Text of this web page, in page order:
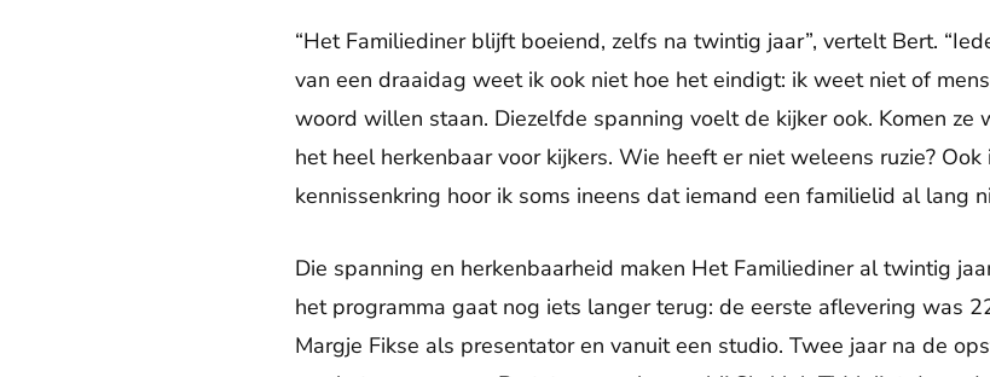
“Het Familiediner blijft boeiend, zelfs na twintig jaar”, vertelt Bert.
van een draaidag weet ik ook niet hoe het eindigt: ik weet niet of
woord willen staan. Diezelfde spanning voelt de kijker ook. Komen ze
het heel herkenbaar voor kijkers. Wie heeft er niet weleens ruzie?
kennissenkring hoor ik soms ineens dat iemand een familielid al lang
Die spanning en herkenbaarheid maken Het Familiediner al twintig
het programma gaat nog iets langer terug: de eerste aflevering was
Margje Fikse als presentator en vanuit een studio. Twee jaar na de